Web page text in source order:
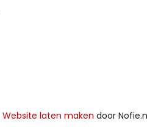
Website laten maken door